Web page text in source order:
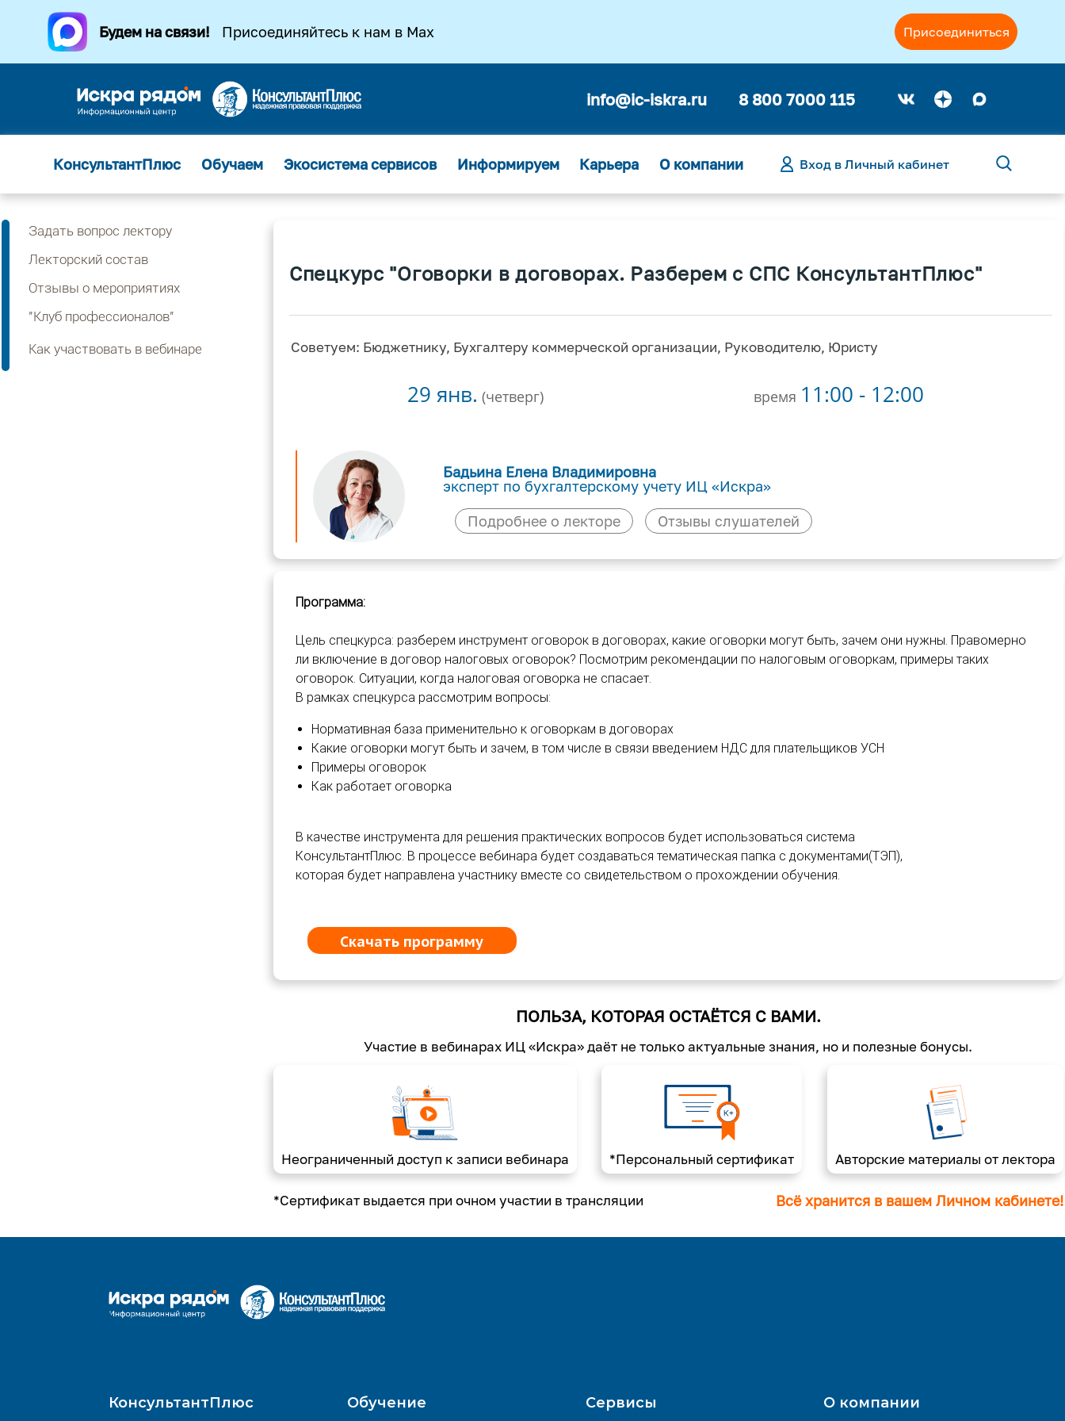
Будем на связи! Присоединяйтесь к нам в Max Присоединиться
info@ic-iskra.ru 8 800 7000 115
КонсультантПлюс Обучаем Экосистема сервисов Информируем Карьера О компании Вход в Личный кабинет
Задать вопрос лектору
Лекторский состав
Отзывы о мероприятиях
"Клуб профессионалов"
Как участвовать в вебинаре
Спецкурс "Оговорки в договорах. Разберем с СПС КонсультантПлюс"
Советуем: Бюджетнику, Бухгалтеру коммерческой организации, Руководителю, Юристу
29 янв. (четверг) время 11:00 - 12:00
Бадьина Елена Владимировна
эксперт по бухгалтерскому учету ИЦ «Искра»
Подробнее о лекторе
Отзывы слушателей
Программа:
Цель спецкурса: разберем инструмент оговорок в договорах, какие оговорки могут быть, зачем они нужны. Правомерно
ли включение в договор налоговых оговорок? Посмотрим рекомендации по налоговым оговоркам, примеры таких
оговорок. Ситуации, когда налоговая оговорка не спасает.
В рамках спецкурса рассмотрим вопросы:
Нормативная база применительно к оговоркам в договорах
Какие оговорки могут быть и зачем, в том числе в связи введением НДС для плательщиков УСН
Примеры оговорок
Как работает оговорка
В качестве инструмента для решения практических вопросов будет использоваться система
КонсультантПлюс. В процессе вебинара будет создаваться тематическая папка с документами(ТЭП),
которая будет направлена участнику вместе со свидетельством о прохождении обучения.
Скачать программу
ПОЛЬЗА, КОТОРАЯ ОСТАЁТСЯ С ВАМИ.
Участие в вебинарах ИЦ «Искра» даёт не только актуальные знания, но и полезные бонусы.
Неограниченный доступ к записи вебинара *Персональный сертификат Авторские материалы от лектора
*Сертификат выдается при очном участии в трансляции Всё хранится в вашем Личном кабинете!
КонсультантПлюс Обучение Сервисы О компании